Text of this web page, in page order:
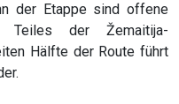
der Etappe sind offene
Teiles der Žemaitija-
Hälfte der Route führt